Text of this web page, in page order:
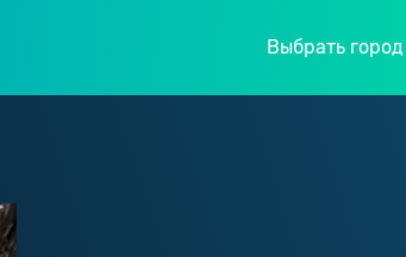
Выбрать город